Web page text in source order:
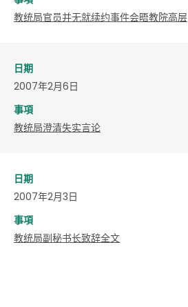
教统局官员并无就续约事件会晤教院高层
日期
2007年2月6日
事項
教统局澄清失实言论
日期
2007年2月3日
事項
教统局副秘书长致辞全文